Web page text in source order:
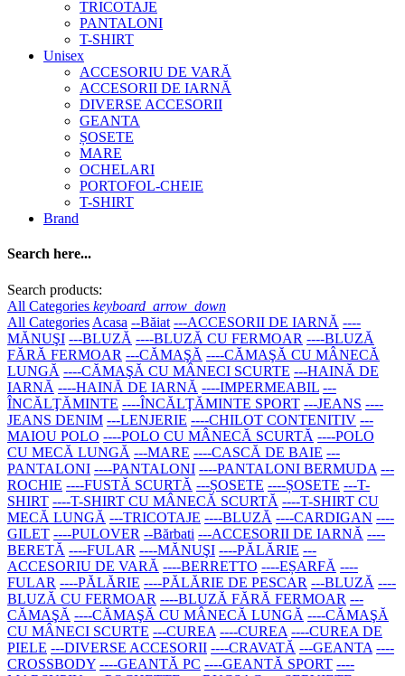
TRICOTAJE
PANTALONI
T-SHIRT
Unisex
ACCESORIU DE VARĂ
ACCESORII DE IARNĂ
DIVERSE ACCESORII
GEANTA
ȘOSETE
MARE
OCHELARI
PORTOFOL-CHEIE
T-SHIRT
Brand
Search here...
Search products:
All Categories keyboard_arrow_down
All Categories Acasa --Băiat ---ACCESORII DE IARNĂ ----
MĂNUŞI ---BLUZĂ ----BLUZĂ CU FERMOAR ----BLUZĂ
FĂRĂ FERMOAR ---CĂMAŞĂ ----CĂMAŞĂ CU MÂNECĂ
LUNGĂ ----CĂMAŞĂ CU MÂNECI SCURTE ---HAINĂ DE
IARNĂ ----HAINĂ DE IARNĂ ----IMPERMEABIL ---
ÎNCĂLŢĂMINTE ----ÎNCĂLŢĂMINTE SPORT ---JEANS ----
JEANS DENIM ---LENJERIE ----CHILOT CONTENITIV ---
MAIOU POLO ----POLO CU MÂNECĂ SCURTĂ ----POLO
CU MECĂ LUNGĂ ---MARE ----CASCĂ DE BAIE ---
PANTALONI ----PANTALONI ----PANTALONI BERMUDA ---
ROCHIE ----FUSTĂ SCURTĂ ---ȘOSETE ----ȘOSETE ---T-
SHIRT ----T-SHIRT CU MÂNECĂ SCURTĂ ----T-SHIRT CU
MECĂ LUNGĂ ---TRICOTAJE ----BLUZĂ ----CARDIGAN ----
GILET ----PULOVER --Bărbati ---ACCESORII DE IARNĂ ----
BERETĂ ----FULAR ----MĂNUŞI ----PĂLĂRIE ---
ACCESORIU DE VARĂ ----BERRETTO ----EȘARFĂ ----
FULAR ----PĂLĂRIE ----PĂLĂRIE DE PESCAR ---BLUZĂ ----
BLUZĂ CU FERMOAR ----BLUZĂ FĂRĂ FERMOAR ---
CĂMAŞĂ ----CĂMAŞĂ CU MÂNECĂ LUNGĂ ----CĂMAŞĂ
CU MÂNECI SCURTE ---CUREA ----CUREA ----CUREA DE
PIELE ---DIVERSE ACCESORII ----CRAVATĂ ---GEANTA ----
CROSSBODY ----GEANTĂ PC ----GEANTĂ SPORT ----